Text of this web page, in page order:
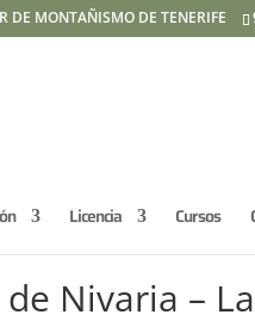
DE MONTAÑISMO DE TENERIFE
Licencia Cursos
Nivaria –